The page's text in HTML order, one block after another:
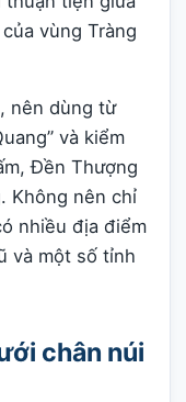
vùng Tràng
nên dùng từ
và kiểm
Đền Thượng
Không nên chỉ
nhiều địa điểm
và một số tỉnh
chân núi